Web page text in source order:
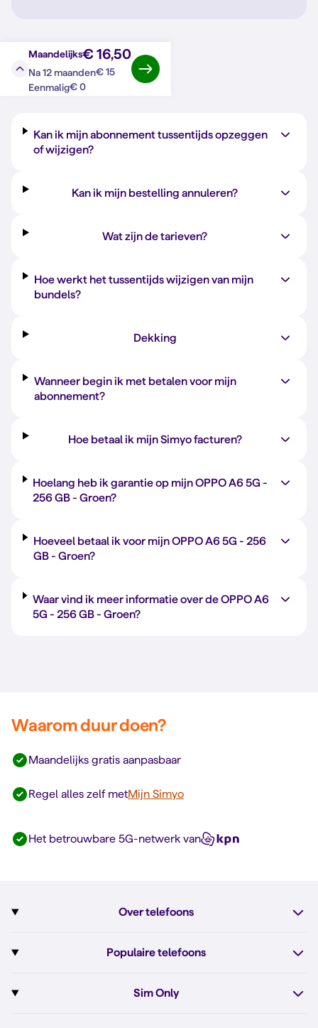
Maandelijks€ 16,50
Na 12 maanden€ 15
Eenmalig€ 0
Vraag?Antwoord
Kan ik mijn abonnement tussentijds opzeggen
of wijzigen?
Kan ik mijn bestelling annuleren?
Wat zijn de tarieven?
Hoe werkt het tussentijds wijzigen van mijn
bundels?
Dekking
Wanneer begin ik met betalen voor mijn
abonnement?
Hoe betaal ik mijn Simyo facturen?
Hoelang heb ik garantie op mijn OPPO A6 5G -
256 GB-Groen?
Hoeveel betaal ik voor mijn OPPO A6 5G - 256
GB- Groen?
Waar vind ik meer informatie over de OPPO A6
5G - 256 GB- Groen?
Waarom duur doen?
Maandelijks gratis aanpasbaar
Regel alles zelf metMijn Simyo
Het betrouwbare 5G-netwerk van
Over telefoons
Alle telefoons
Populaire telefoons
Sim Only